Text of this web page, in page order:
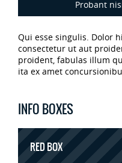
Probant
Qui esse singulis. Dolor
consectetur ut aut
proident, fabulas illum
ita ex amet
INFO BOXES
RED BOX